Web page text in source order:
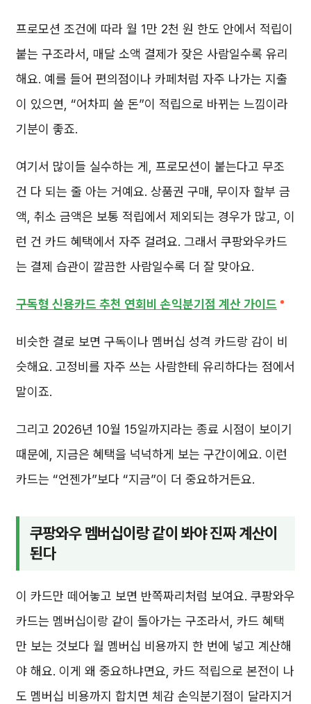
프로모션 조건에 따라 월 1만 2천 원 한도 안에서 적립이
붙는 구조라서, 매달 소액 결제가 잦은 사람일수록 유리
해요. 예를 들어 편의점이나 카페처럼 자주 나가는 지출
이 있으면, “어차피 쓸 돈”이 적립으로 바뀌는 느낌이라
기분이 좋죠.
여기서 많이들 실수하는 게, 프로모션이 붙는다고 무조
건 다 되는 줄 아는 거예요. 상품권 구매, 무이자 할부 금
액, 취소 금액은 보통 적립에서 제외되는 경우가 많고, 이
런 건 카드 혜택에서 자주 걸려요. 그래서 쿠팡와우카드
는 결제 습관이 깔끔한 사람일수록 더 잘 맞아요.
구독형 신용카드 추천 연회비 손익분기점 계산 가이드
비슷한 결로 보면 구독이나 멤버십 성격 카드랑 감이 비
슷해요. 고정비를 자주 쓰는 사람한테 유리하다는 점에서
말이죠.
그리고 2026년 10월 15일까지라는 종료 시점이 보이기
때문에, 지금은 혜택을 넉넉하게 보는 구간이에요. 이런
카드는 “언젠가”보다 “지금”이 더 중요하거든요.
쿠팡와우 멤버십이랑 같이 봐야 진짜 계산이
된다
이 카드만 떼어놓고 보면 반쪽짜리처럼 보여요. 쿠팡와우
카드는 멤버십이랑 같이 돌아가는 구조라서, 카드 혜택
만 보는 것보다 월 멤버십 비용까지 한 번에 넣고 계산해
야 해요. 이게 왜 중요하냐면요, 카드 적립으로 본전이 나
도 멤버십 비용까지 합치면 체감 손익분기점이 달라지거